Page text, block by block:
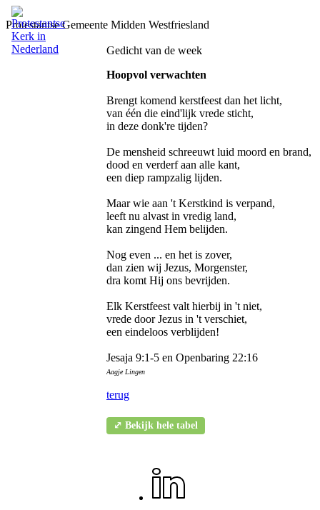
Protestantse Gemeente Midden Westfriesland
Gedicht van de week
Hoopvol verwachten
Brengt komend kerstfeest dan het licht,
van één die eind'lijk vrede sticht,
in deze donk're tijden?
De mensheid schreeuwt luid moord en brand,
dood en verderf aan alle kant,
een diep rampzalig lijden.
Maar wie aan 't Kerstkind is verpand,
leeft nu alvast in vredig land,
kan zingend Hem belijden.
Nog even ... en het is zover,
dan zien wij Jezus, Morgenster,
dra komt Hij ons bevrijden.
Elk Kerstfeest valt hierbij in 't niet,
vrede door Jezus in 't verschiet,
een eindeloos verblijden!
Jesaja 9:1-5 en Openbaring 22:16
Aagje Lingen
terug
⤢ Bekijk hele tabel